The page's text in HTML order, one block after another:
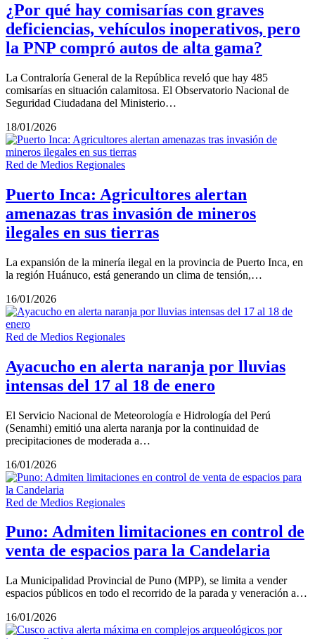
¿Por qué hay comisarías con graves
deficiencias, vehículos inoperativos, pero
la PNP compró autos de alta gama?
La Contraloría General de la República reveló que hay 485
comisarías en situación calamitosa. El Observatorio Nacional de
Seguridad Ciudadana del Ministerio…
18/01/2026
Red de Medios Regionales
Puerto Inca: Agricultores alertan
amenazas tras invasión de mineros
ilegales en sus tierras
La expansión de la minería ilegal en la provincia de Puerto Inca, en
la región Huánuco, está generando un clima de tensión,…
16/01/2026
Red de Medios Regionales
Ayacucho en alerta naranja por lluvias
intensas del 17 al 18 de enero
El Servicio Nacional de Meteorología e Hidrología del Perú
(Senamhi) emitió una alerta naranja por la continuidad de
precipitaciones de moderada a…
16/01/2026
Red de Medios Regionales
Puno: Admiten limitaciones en control de
venta de espacios para la Candelaria
La Municipalidad Provincial de Puno (MPP), se limita a vender
espacios públicos en todo el recorrido de la parada y veneración a…
16/01/2026